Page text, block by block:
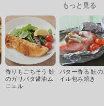
もっと見る
香りもごちそう 鮭
のガリバタ醤油ム
ニエル
バター香る 鮭
イル包み焼き